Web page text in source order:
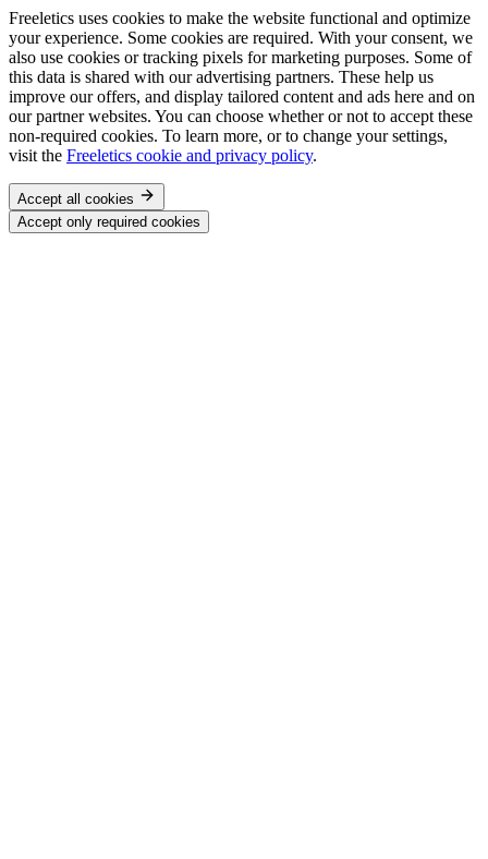
Freeletics uses cookies to make the website functional and optimize
your experience. Some cookies are required. With your consent, we
also use cookies or tracking pixels for marketing purposes. Some of
this data is shared with our advertising partners. These help us
improve our offers, and display tailored content and ads here and on
our partner websites. You can choose whether or not to accept these
non-required cookies. To learn more, or to change your settings,
visit the Freeletics cookie and privacy policy.
Accept all cookies
Accept only required cookies